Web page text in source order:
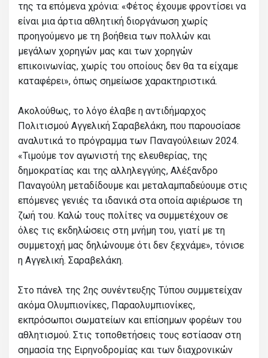
της τα επόμενα χρόνια: «Φέτος έχουμε φροντίσει να
είναι μια άρτια αθλητική διοργάνωση χωρίς
προηγούμενο με τη βοήθεια των πολλών και
μεγάλων χορηγών μας και των χορηγών
επικοινωνίας, χωρίς του οποίους δεν θα τα είχαμε
καταφέρει», όπως σημείωσε χαρακτηριστικά.
Ακολούθως, το λόγο έλαβε η αντιδήμαρχος
Πολιτισμού Αγγελική Σαραβελάκη, που παρουσίασε
αναλυτικά το πρόγραμμα των Παναγούλειων 2024.
«Τιμούμε τον αγωνιστή της ελευθερίας, της
δημοκρατίας και της αλληλεγγύης, Αλέξανδρο
Παναγούλη μεταδίδουμε και μεταλαμπαδεύουμε στις
επόμενες γενιές τα ιδανικά στα οποία αφιέρωσε τη
ζωή του. Καλώ τους πολίτες να συμμετέχουν σε
όλες τις εκδηλώσεις στη μνήμη του, γιατί με τη
συμμετοχή μας δηλώνουμε ότι δεν ξεχνάμε», τόνισε
η Αγγελική. Σαραβελάκη.
Στο πάνελ της 2ης συνέντευξης Τύπου συμμετείχαν
ακόμα Ολυμπιονίκες, Παραολυμπιονίκες,
εκπρόσωποι σωματείων και επίσημων φορέων του
αθλητισμού. Στις τοποθετήσεις τους εστίασαν στη
σημασία της Ειρηνοδρομίας και των διαχρονικών